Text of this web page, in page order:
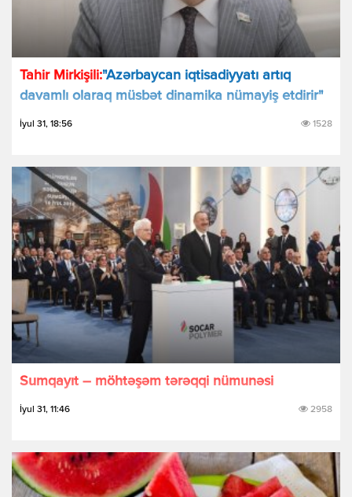
Tahir Mirkişili:"Azərbaycan iqtisadiyyatı artıq
davamlı olaraq müsbət dinamika nümayiş etdirir"
İyul 31, 18:56 1528
Sumqayıt – möhtəşəm tərəqqi nümunəsi
İyul 31, 11:46 2958